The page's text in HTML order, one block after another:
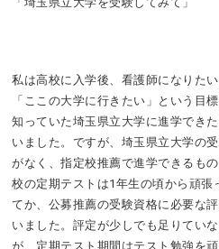
私は高校に入学後、看護師になりた
「ここの大学に行きたい」という目
知っていた埼玉県立大学に進学でき
いました。ですが、埼玉県立大学の
がなく、指定校推薦で進学できるも
校の定期テストは1年生の頃から頑張
てか、公募推薦の受験資格に必要な
いました。評定が少しでも足りてい
が、定期テスト期間はテスト勉強を